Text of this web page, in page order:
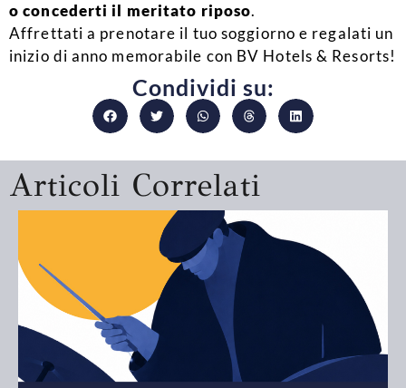
o concederti il meritato riposo.
Affrettati a prenotare il tuo soggiorno e regalati un
inizio di anno memorabile con BV Hotels & Resorts!
Condividi su:
Articoli Correlati